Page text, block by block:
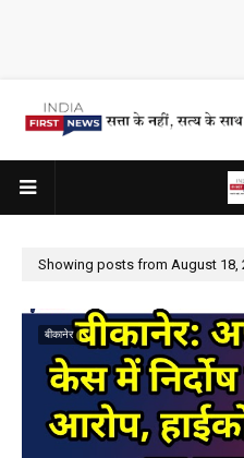
Showing posts from August 18,
बीकानेर